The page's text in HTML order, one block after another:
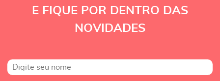
E FIQUE POR DENTRO DAS
NOVIDADES